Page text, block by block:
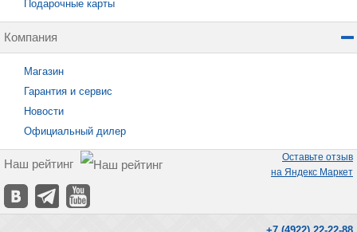
Подарочные карты
Компания
Магазин
Гарантия и сервис
Новости
Официальный дилер
Наш рейтинг
Оставьте отзыв
на Яндекс Маркет